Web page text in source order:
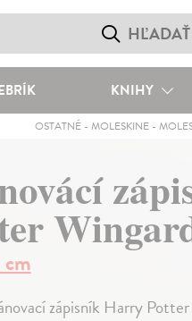
KNIHY
OSTATNÉ- MOLESKINE-
cm
zápisník Harry